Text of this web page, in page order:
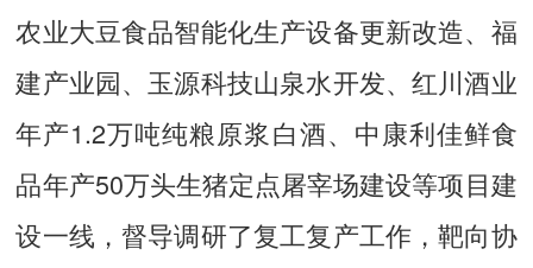
农业大豆食品智能化生产设备更新改造、福
建产业园、玉源科技山泉水开发、红川酒业
年产1.2万吨纯粮原浆白酒、中康利佳鲜食
品年产50万头生猪定点屠宰场建设等项目建
设一线，督导调研了复工复产工作，靶向协